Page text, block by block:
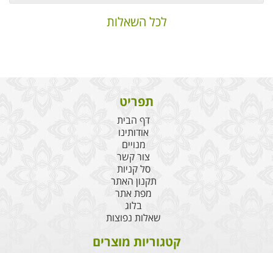
לכל השאלות
תפריט
דף הבית
אודותינו
מנויים
צור קשר
סל קניות
תקנון האתר
מפת אתר
בלוג
שאלות נפוצות
קטגוריות מוצרים